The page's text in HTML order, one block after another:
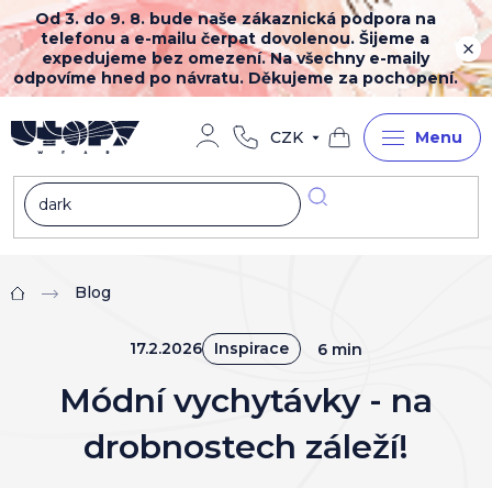
Přejít
na
obsah
Od 3. do 9. 8. bude naše zákaznická podpora na
telefonu a e-mailu čerpat dovolenou. Šijeme a
expedujeme bez omezení. Na všechny e-maily
odpovíme hned po návratu. Děkujeme za pochopení.
CZK
Nákupní
košík
Domů Blog
Módní vychytávky - na
drobnostech záleží!
17.2.2026 Inspirace 6 min